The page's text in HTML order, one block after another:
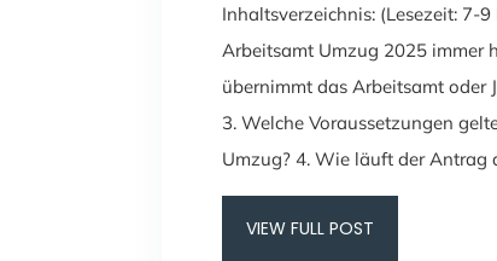
Inhaltsverzeichnis: (Lesezeit: 7-
Arbeitsamt Umzug 2025 immer
übernimmt das Arbeitsamt oder
3. Welche Voraussetzungen
Umzug? 4. Wie läuft der Antrag
VIEW FULL POST